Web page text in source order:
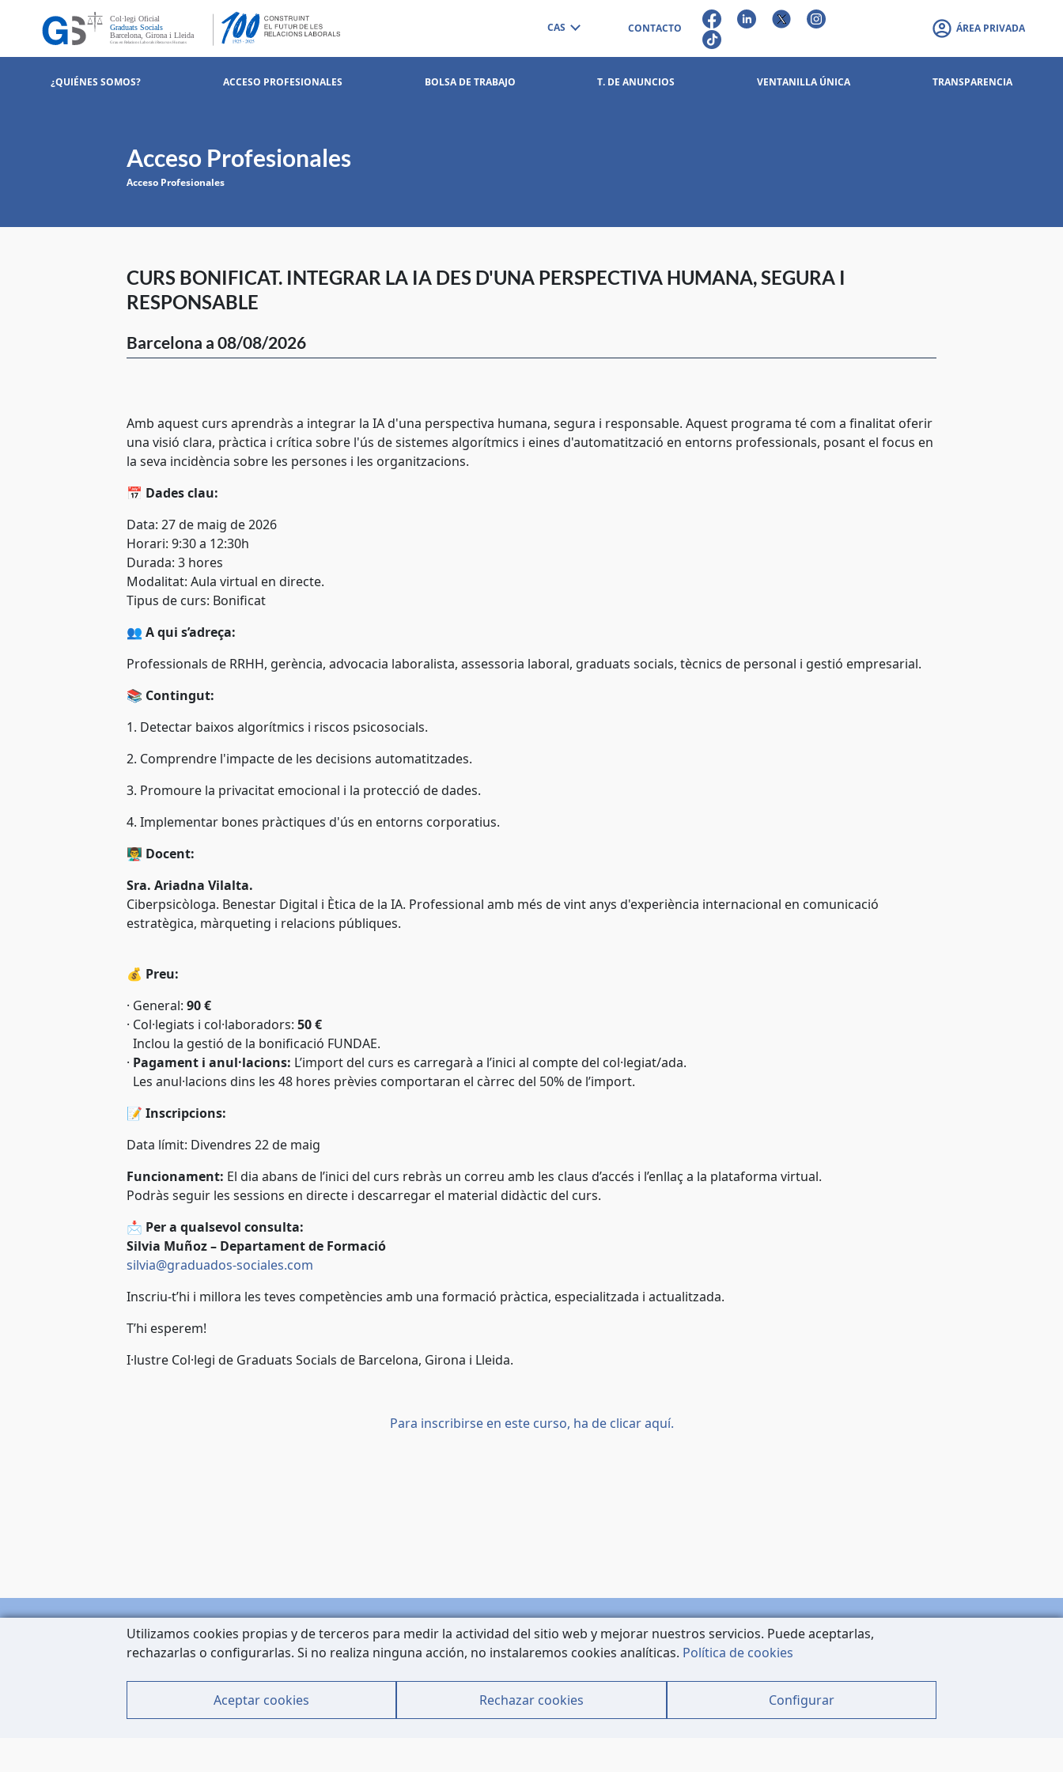
CAS CONTACTO ÁREA PRIVADA
¿QUIÉNES SOMOS? ACCESO PROFESIONALES BOLSA DE TRABAJO T. DE ANUNCIOS VENTANILLA ÚNICA TRANSPARENCIA
Acceso Profesionales
Acceso Profesionales
CURS BONIFICAT. INTEGRAR LA IA DES D'UNA PERSPECTIVA HUMANA, SEGURA I
RESPONSABLE
Barcelona a 08/08/2026
Amb aquest curs aprendràs a integrar la IA d'una perspectiva humana, segura i responsable. Aquest programa té com a finalitat oferir
una visió clara, pràctica i crítica sobre l'ús de sistemes algorítmics i eines d'automatització en entorns professionals, posant el focus en
la seva incidència sobre les persones i les organitzacions.
📅 Dades clau:
Data: 27 de maig de 2026
Horari: 9:30 a 12:30h
Durada: 3 hores
Modalitat: Aula virtual en directe.
Tipus de curs: Bonificat
👥 A qui s’adreça:
Professionals de RRHH, gerència, advocacia laboralista, assessoria laboral, graduats socials, tècnics de personal i gestió empresarial.
📚 Contingut:
1. Detectar baixos algorítmics i riscos psicosocials.
2. Comprendre l'impacte de les decisions automatitzades.
3. Promoure la privacitat emocional i la protecció de dades.
4. Implementar bones pràctiques d'ús en entorns corporatius.
👨‍🏫 Docent:
Sra. Ariadna Vilalta.
Ciberpsicòloga. Benestar Digital i Ètica de la IA. Professional amb més de vint anys d'experiència internacional en comunicació
estratègica, màrqueting i relacions públiques.
💰 Preu:
· General: 90 €
· Col·legiats i col·laboradors: 50 €
Inclou la gestió de la bonificació FUNDAE.
· Pagament i anul·lacions: L’import del curs es carregarà a l’inici al compte del col·legiat/ada.
Les anul·lacions dins les 48 hores prèvies comportaran el càrrec del 50% de l’import.
📝 Inscripcions:
Data límit: Divendres 22 de maig
Funcionament: El dia abans de l’inici del curs rebràs un correu amb les claus d’accés i l’enllaç a la plataforma virtual.
Podràs seguir les sessions en directe i descarregar el material didàctic del curs.
📩 Per a qualsevol consulta:
Silvia Muñoz – Departament de Formació
silvia@graduados-sociales.com
Inscriu-t’hi i millora les teves competències amb una formació pràctica, especialitzada i actualitzada.
T’hi esperem!
I·lustre Col·legi de Graduats Socials de Barcelona, Girona i Lleida.
Para inscribirse en este curso, ha de clicar aquí.
Carrer de Còrsega, 227
Contacto
Mapa Web
Política de Cookies
Utilizamos cookies propias y de terceros para medir la actividad del sitio web y mejorar nuestros servicios. Puede aceptarlas,
rechazarlas o configurarlas. Si no realiza ninguna acción, no instalaremos cookies analíticas. Política de cookies
Aceptar cookies Rechazar cookies Configurar